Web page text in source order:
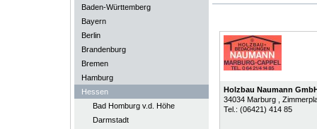
Baden-Württemberg
Bayern
Berlin
Brandenburg
Bremen
Hamburg
Hessen
Bad Homburg v.d. Höhe
Darmstadt
Holzbau Naumann
34034 Marburg
,
Tel.: (06421) 414 85